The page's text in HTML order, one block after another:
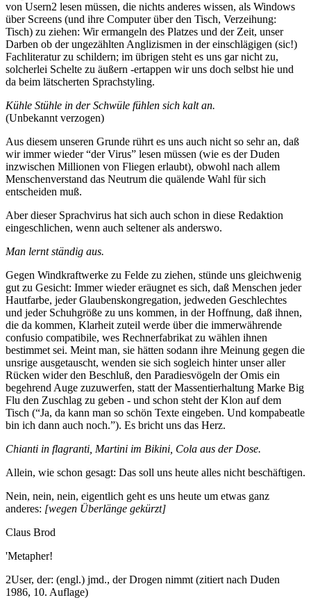
von Usern2 lesen müssen, die nichts anderes wissen, als Windows
über Screens (und ihre Computer über den Tisch, Verzeihung:
Tisch) zu ziehen: Wir ermangeln des Platzes und der Zeit, unser
Darben ob der ungezählten Anglizismen in der einschlägigen (sic!)
Fachliteratur zu schildern; im übrigen steht es uns gar nicht zu,
solcherlei Schelte zu äußern -ertappen wir uns doch selbst hie und
da beim lätscherten Sprachstyling.
Kühle Stühle in der Schwüle fühlen sich kalt an.
(Unbekannt verzogen)
Aus diesem unseren Grunde rührt es uns auch nicht so sehr an, daß
wir immer wieder “der Virus” lesen müssen (wie es der Duden
inzwischen Millionen von Fliegen erlaubt), obwohl nach allem
Menschenverstand das Neutrum die quälende Wahl für sich
entscheiden muß.
Aber dieser Sprachvirus hat sich auch schon in diese Redaktion
eingeschlichen, wenn auch seltener als anderswo.
Man lernt ständig aus.
Gegen Windkraftwerke zu Felde zu ziehen, stünde uns gleichwenig
gut zu Gesicht: Immer wieder eräugnet es sich, daß Menschen jeder
Hautfarbe, jeder Glaubenskongregation, jedweden Geschlechtes
und jeder Schuhgröße zu uns kommen, in der Hoffnung, daß ihnen,
die da kommen, Klarheit zuteil werde über die immerwährende
confusio compatibile, wes Rechnerfabrikat zu wählen ihnen
bestimmet sei. Meint man, sie hätten sodann ihre Meinung gegen die
unsrige ausgetauscht, wenden sie sich sogleich hinter unser aller
Rücken wider den Beschluß, den Paradiesvögeln der Omis ein
begehrend Auge zuzuwerfen, statt der Massentierhaltung Marke Big
Flu den Zuschlag zu geben - und schon steht der Klon auf dem
Tisch (“Ja, da kann man so schön Texte eingeben. Und kompabeatle
bin ich dann auch noch.”). Es bricht uns das Herz.
Chianti in flagranti, Martini im Bikini, Cola aus der Dose.
Allein, wie schon gesagt: Das soll uns heute alles nicht beschäftigen.
Nein, nein, nein, eigentlich geht es uns heute um etwas ganz
anderes: [wegen Überlänge gekürzt]
Claus Brod
'Metapher!
2User, der: (engl.) jmd., der Drogen nimmt (zitiert nach Duden
1986, 10. Auflage)